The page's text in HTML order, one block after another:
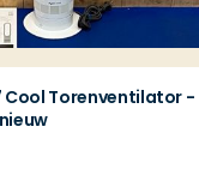
Cool Torenventilator -